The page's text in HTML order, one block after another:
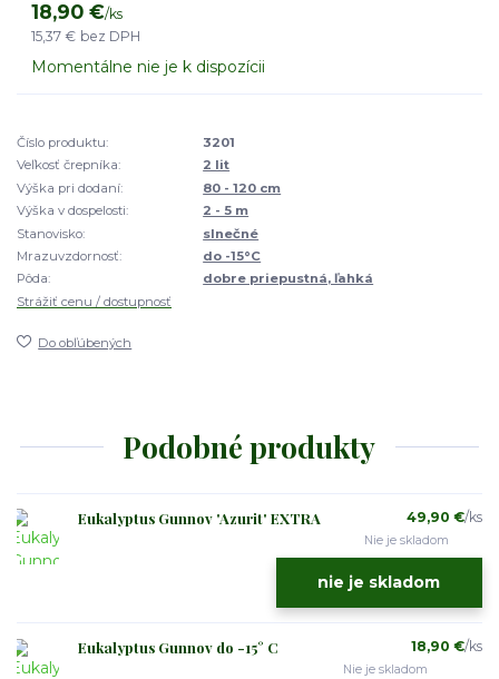
18,90 €/ks
15,37 € bez DPH
Momentálne nie je k dispozícii
Číslo produktu:
3201
Veľkosť črepníka:
2 lit
Výška pri dodaní:
80 - 120 cm
Výška v dospelosti:
2 - 5 m
Stanovisko:
slnečné
Mrazuvzdornosť:
do -15°C
Pôda:
dobre priepustná, ľahká
Strážiť cenu / dostupnosť
Do obľúbených
Podobné produkty
Eukalyptus Gunnov 'Azurit' EXTRA 49,90 €/ks
Nie je skladom
nie je skladom
Eukalyptus Gunnov do -15° C 18,90 €/ks
Nie je skladom